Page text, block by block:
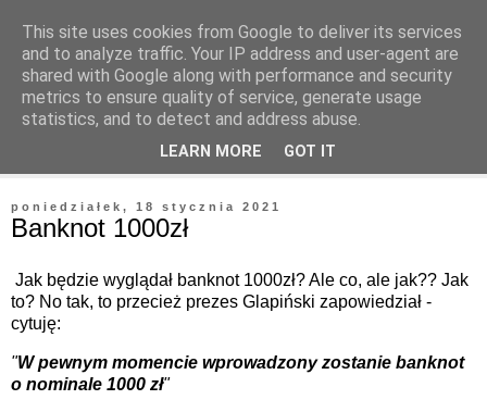
poniedziałek, 18 stycznia 2021
Banknot 1000zł
Jak będzie wyglądał banknot 1000zł? Ale co, ale jak?? Jak
to? No tak, to przecież prezes Glapiński zapowiedział -
cytuję:
"W pewnym momencie wprowadzony zostanie banknot
o nominale 1000 zł"
This site uses cookies from Google to deliver its services
and to analyze traffic. Your IP address and user-agent are
shared with Google along with performance and security
metrics to ensure quality of service, generate usage
statistics, and to detect and address abuse.
LEARN MORE GOT IT